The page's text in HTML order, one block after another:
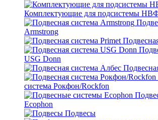
Комплектующие для подсистемы
Armstrong
USG Donn
система Рокфон/Rockfon
Ecophon
Подвесы